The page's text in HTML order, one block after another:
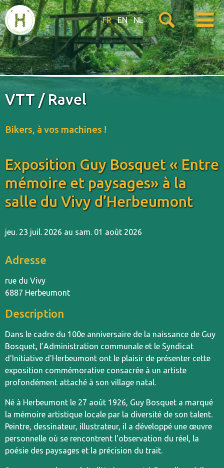
FR EN NL
VTT / Ravel
Bikers, à vos machines !
Exposition Guy Bosquet « Entre
mémoire et paysages» à la
salle du Vivy d’Herbeumont
jeu. 23 juil. 2026 au sam. 01 août 2026
Adresse
rue du Vivy
6887 Herbeumont
Description
Dans le cadre du 100e anniversaire de la naissance de Guy
Bosquet, l’Administration communale et le Syndicat
d'Initiative d'Herbeumont ont le plaisir de présenter cette
exposition commémorative consacrée à un artiste
profondément attaché à son village natal.
Né à Herbeumont le 27 août 1926, Guy Bosquet a marqué
la mémoire artistique locale par la diversité de son talent.
Peintre, dessinateur, illustrateur, il a développé une œuvre
personnelle où se rencontrent l'observation du réel, la
poésie des paysages et la précision du trait.